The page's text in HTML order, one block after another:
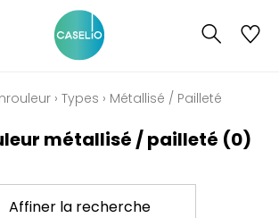
› Types › Métallisé / Pailleté
métallisé / pailleté (0)
Affiner la recherche